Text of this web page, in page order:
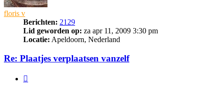
floris v
Berichten: 2129
Lid geworden op: za apr 11, 2009 3:30 pm
Locatie: Apeldoorn, Nederland
Re: Plaatjes verplaatsen vanzelf